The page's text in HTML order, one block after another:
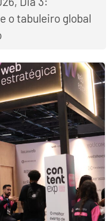
o tabuleiro global